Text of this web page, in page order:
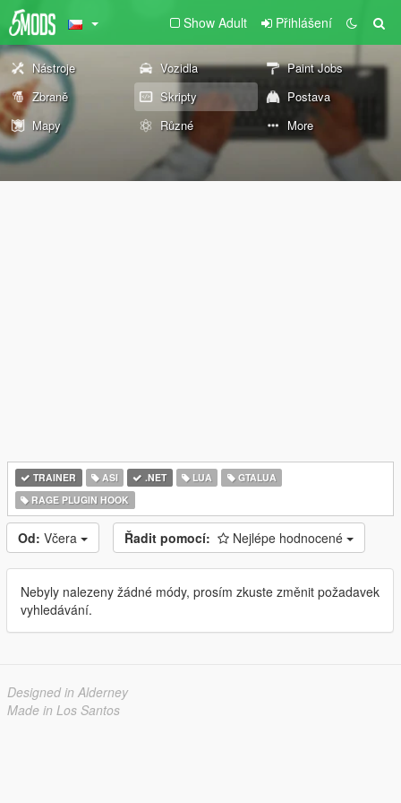
Show Adult Přihlášení
Nástroje Vozidla
Paint Jobs
Zbraně
Skripty
Postava
Mapy
Různé More
TRAINER ASI .NET LUA
GTALUA
RAGE PLUGIN HOOK
Od: Včera Řadit pomocí: Nejlépe hodnocené
Nebyly nalezeny žádné módy, prosím zkuste změnit požadavek
vyhledávání.
Designed in Alderney
Made in Los Santos